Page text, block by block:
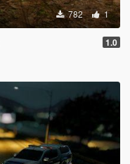
782 1
1.0